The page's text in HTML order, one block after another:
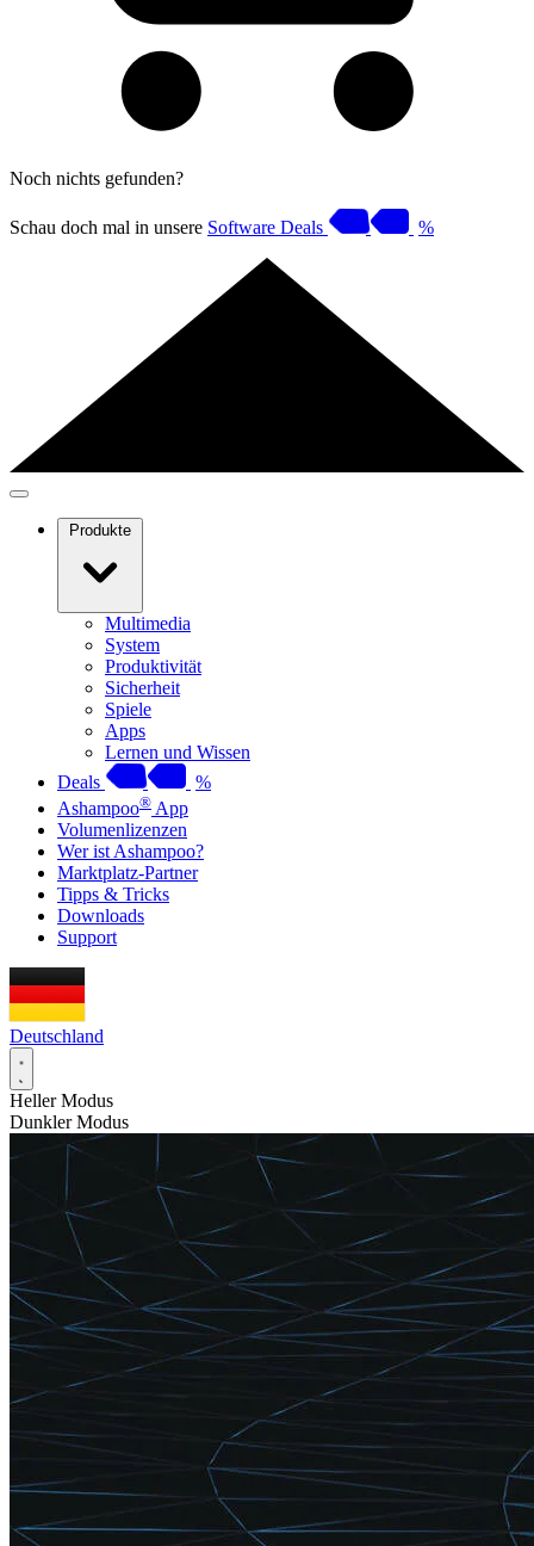
Noch nichts gefunden?
Schau doch mal in unsere Software Deals %
Produkte
Multimedia
System
Produktivität
Sicherheit
Spiele
Apps
Lernen und Wissen
Deals
%
Ashampoo® App
Volumenlizenzen
Wer ist Ashampoo?
Marktplatz-Partner
Tipps & Tricks
Downloads
Support
Deutschland
Heller Modus
Dunkler Modus